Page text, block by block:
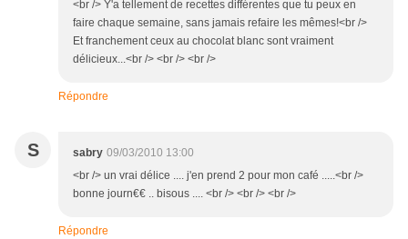
<br /> Y'a tellement de recettes différentes que tu peux en
faire chaque semaine, sans jamais refaire les mêmes!<br />
Et franchement ceux au chocolat blanc sont vraiment
délicieux...<br /> <br /> <br />
Répondre
S sabry 09/03/2010 13:00
<br /> un vrai délice .... j'en prend 2 pour mon café .....<br />
bonne journ€€ .. bisous .... <br /> <br /> <br />
Répondre